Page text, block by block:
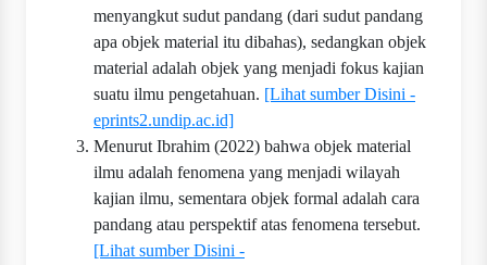
menyangkut sudut pandang (dari sudut pandang
apa objek material itu dibahas), sedangkan objek
material adalah objek yang menjadi fokus kajian
suatu ilmu pengetahuan. [Lihat sumber Disini -
eprints2.undip.ac.id]
Menurut Ibrahim (2022) bahwa objek material
ilmu adalah fenomena yang menjadi wilayah
kajian ilmu, sementara objek formal adalah cara
pandang atau perspektif atas fenomena tersebut.
[Lihat sumber Disini -